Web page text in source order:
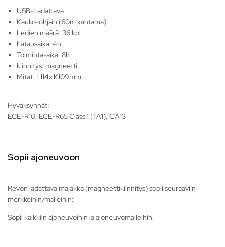
USB-Ladattava
Kauko-ohjain (60m kantama)
Ledien määrä: 36 kpl
Latausaika: 4h
Toiminta-aika: 8h
kiinnitys: magneetti
Mitat: L114x K109mm
Hyväksynnät:
ECE-R10, ECE-R65 Class 1 (TA1), CA13
Sopii ajoneuvoon
Revon ladattava majakka (magneettikiinnitys) sopii seuraaviin
merkkeihin/malleihin:
Sopii kaikkiin ajoneuvoihin ja ajoneuvomalleihin.